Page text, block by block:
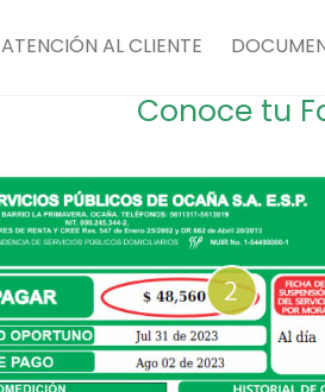
ATENCIÓN AL CLIENTE
Conoce tu